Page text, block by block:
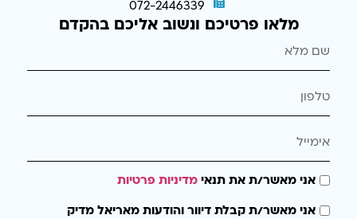
072-2446339
מלאו פרטיכם ונשוב אליכם בהקדם
אני מאשר/ת את תנאימדיניות פרטיות
אני מאשר/ת קבלת דיוור והודעות מאריאל מדיק